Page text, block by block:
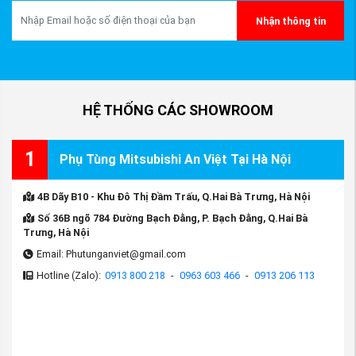
Muốn tự thay được Lọc gió điều hòa xe
Mitsubishi Xforce tại nhà, chủ xe cần nắm được
Trong video dưới đây, Phụ tùng Mitsubishi An
Việt sẽ hướng dẫn anh em cách thay Lọc gió đơn
Nhận thông tin
HỆ THỐNG CÁC SHOWROOM
1 Phụ Tùng Mitsubishi An Việt Tại Hà Nội
4B Dãy B10 - Khu Đô Thị Đầm Trấu, Q.Hai Bà Trưng, Hà Nội
Số 36B ngõ 784 Đường Bạch Đằng, P. Bạch Đằng, Q.Hai Bà
Trưng, Hà Nội
Email: Phutunganviet@gmail.com
Hotline (Zalo): 0913 800 218 - 0963 603 466 - 0913 206 113